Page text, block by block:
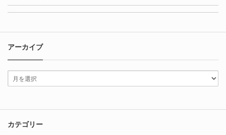
アーカイブ
カテゴリー